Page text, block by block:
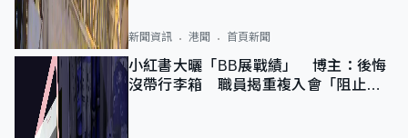
新聞資訊 港聞 首頁新聞
小紅書大曬「BB展戰績」 博主：後悔
沒帶行李箱 職員揭重複入會「阻止唔